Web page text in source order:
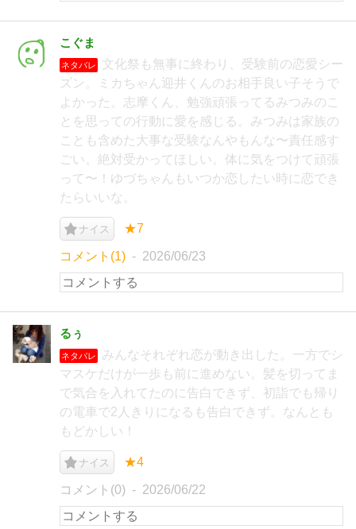
こぐま
ネタバレ
文化祭も無事に終わり、受験前の恋愛シー
ズン。ミカちゃん迎井くんのお相手良い子そうで
よかった。志摩くん、勉強頑張ってるみつみのこ
とを思っての行動に愛を感じる。みつみは家族の
ことも含めた大事な受験なんやもんな〜責任感す
ごい。絶対受かってほしい。体に気をつけて頑張
って〜！ゆづちゃんもいつか恋したい時に恋でき
たらいいな。
ナイス ★7
コメント(1) 2026/06/23
るぅ
ネタバレ
みんなそれぞれ恋が動き出した。一方でシ
マスケだけが一歩も前に進めない。髪を切ってま
で気合を入れてたのに告白できず、初詣でも帰り
の電車で2人きりになるも告白できず。なんとも
もどかしい！
ナイス ★4
コメント(0) 2026/06/22